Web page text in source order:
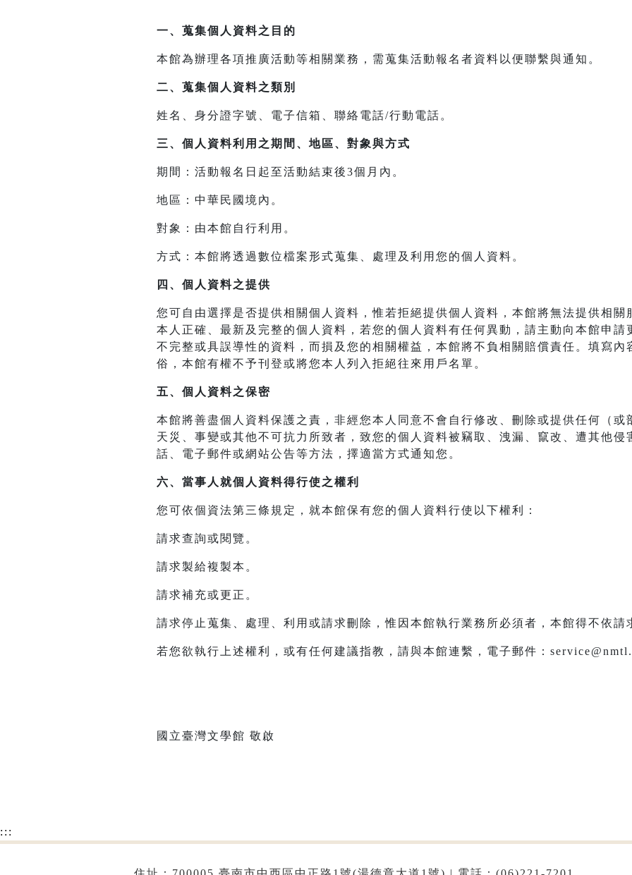
一、 蒐集個人資料之目的
本館為辦理各項推廣活動等相關業務，需蒐集活動報名者資料以便聯繫與通知。
二、 蒐集個人資料之類別
姓名、身分證字號、電子信箱、聯絡電話/行動電話。
三、 個人資料利用之期間、地區、對象與方式
期間：活動報名日起至活動結束後3個月內。
地區：中華民國境內。
對象：由本館自行利用。
方式：本館將透過數位檔案形式蒐集、處理及利用您的個人資料。
四、 個人資料之提供
您可自由選擇是否提供相關個人資料，惟若拒絕提供個人資料，本館將無法提供相
本人正確、最新及完整的個人資料，若您的個人資料有任何異動，請主動向本館申
不完整或具誤導性的資料，而損及您的相關權益，本館將不負相關賠償責任。填寫
俗，本館有權不予刊登或將您本人列入拒絕往來用戶名單。
五、個人資料之保密
本館將善盡個人資料保護之責，非經您本人同意不會自行修改、刪除或提供任何（
天災、事變或其他不可抗力所致者，致您的個人資料被竊取、洩漏、竄改、遭其他
話、電子郵件或網站公告等方法，擇適當方式通知您。
六、當事人就個人資料得行使之權利
您可依個資法第三條規定，就本館保有您的個人資料行使以下權利：
請求查詢或閱覽。
請求製給複製本。
請求補充或更正。
請求停止蒐集、處理、利用或請求刪除，惟因本館執行業務所必須者，本館得不依請
若您欲執行上述權利，或有任何建議指教，請與本館連繫，電子郵件：
國立臺灣文學館 敬啟
:::